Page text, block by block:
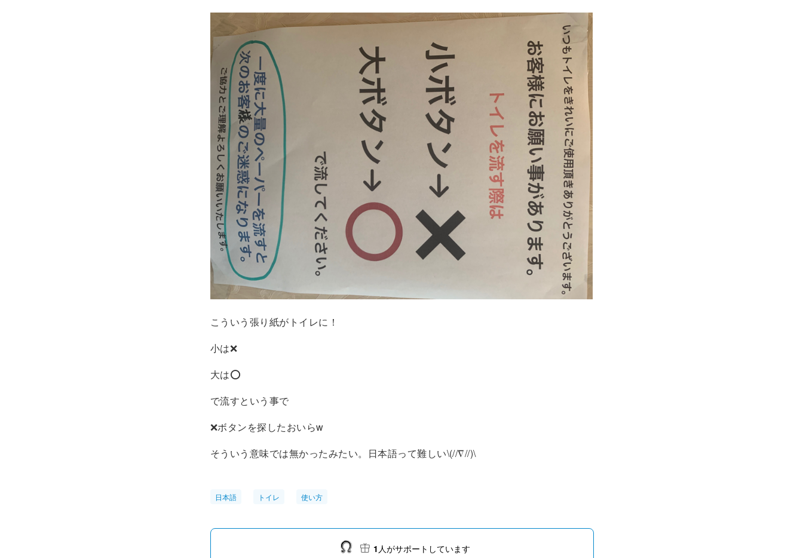
こういう張り紙がトイレに！
小は❌
大は⭕️
で流すという事で
❌ボタンを探したおいらw
そういう意味では無かったみたい。日本語って難しい\(//∇//)\
日本語 トイレ 使い方
1 人がサポートしています